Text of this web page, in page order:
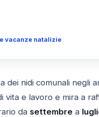
vacanze natalizie
dei nidi comunali negli
vita e lavoro e mira a
da settembre a